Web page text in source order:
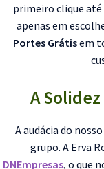
primeiro clique até
apenas em
Portes Grátisem
A
A audácia do
grupo. A Erva
DNEmpresas, o que